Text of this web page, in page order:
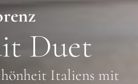
Duet
Italiens mit